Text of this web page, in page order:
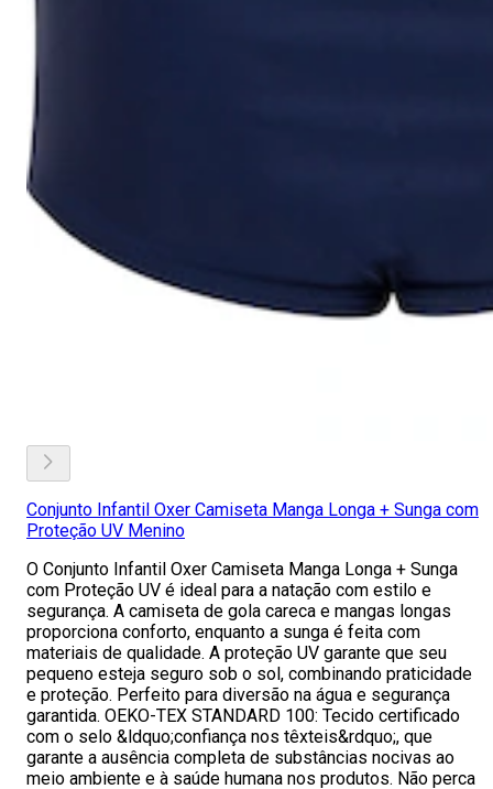
Conjunto Infantil Oxer Camiseta Manga Longa + Sunga com
Proteção UV Menino
O Conjunto Infantil Oxer Camiseta Manga Longa + Sunga
com Proteção UV é ideal para a natação com estilo e
segurança. A camiseta de gola careca e mangas longas
proporciona conforto, enquanto a sunga é feita com
materiais de qualidade. A proteção UV garante que seu
pequeno esteja seguro sob o sol, combinando praticidade
e proteção. Perfeito para diversão na água e segurança
garantida. OEKO-TEX STANDARD 100: Tecido certificado
com o selo &ldquo;confiança nos têxteis&rdquo;, que
garante a ausência completa de substâncias nocivas ao
meio ambiente e à saúde humana nos produtos. Não perca